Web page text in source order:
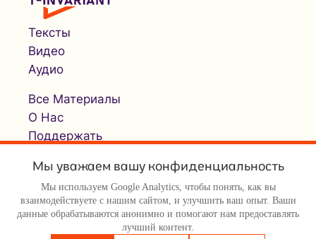
Тексты
Видео
Аудио
Все Материалы
О Нас
Поддержать
Мы уважаем вашу конфиденциальность
Мы используем Google Analytics, чтобы понять, как вы
взаимодействуете с нашим сайтом, и улучшить ваш опыт. Ваши
данные обрабатываются анонимно и помогают нам предоставлять
лучший контент.